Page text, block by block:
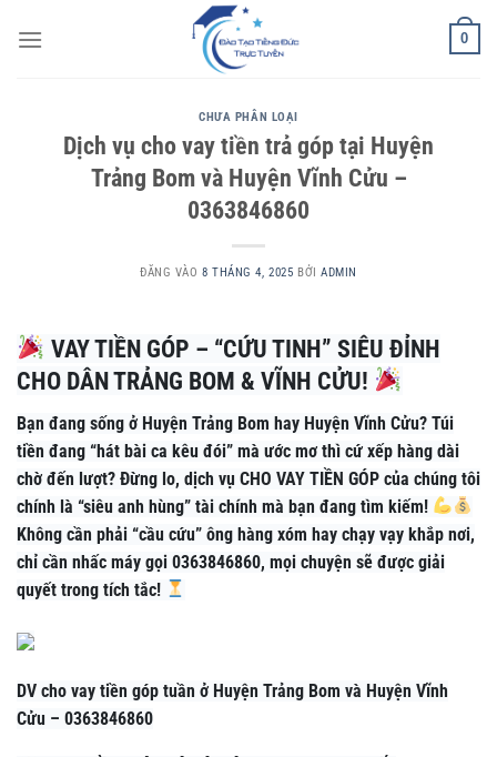
qua
0
CHƯA PHÂN LOẠI
Dịch vụ cho vay tiền trả góp tại Huyện
Trảng Bom và Huyện Vĩnh Cửu –
0363846860
ĐĂNG VÀO 8 THÁNG 4, 2025 BỞIADMIN
VAY TIỀN GÓP – “CỨU TINH” SIÊU ĐỈNH
CHO DÂN TRẢNG BOM & VĨNH CỬU!
Bạn đang sống ở Huyện Trảng Bom hay Huyện Vĩnh Cửu? Túi
tiền đang “hát bài ca kêu đói” mà ước mơ thì cứ xếp hàng dài
chờ đến lượt? Đừng lo, dịch vụ CHO VAY TIỀN GÓP của chúng tôi
chính là “siêu anh hùng” tài chính mà bạn đang tìm kiếm!
Không cần phải “cầu cứu” ông hàng xóm hay chạy vạy khắp nơi,
chỉ cần nhấc máy gọi 0363846860, mọi chuyện sẽ được giải
quyết trong tích tắc!
DV cho vay tiền góp tuần ở Huyện Trảng Bom và Huyện Vĩnh
Cửu – 0363846860